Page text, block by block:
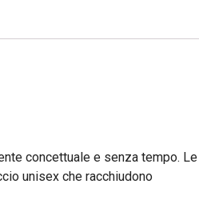
concettuale e senza tempo. Le
unisex che racchiudono